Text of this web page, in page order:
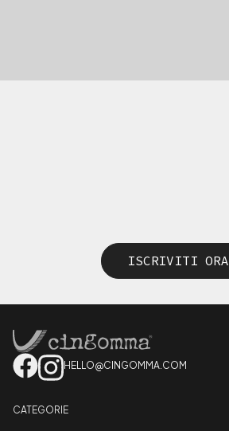
ISCRIVITI ORA
HELLO@CINGOMMA.COM
CATEGORIE